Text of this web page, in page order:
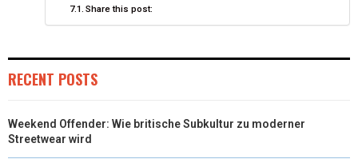
Share this post:
RECENT POSTS
Weekend Offender: Wie britische Subkultur zu moderner
Streetwear wird